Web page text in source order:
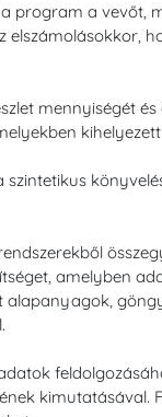
program a vevőt,
elszámolásokkor,
mennyiségét
szintetikus
amelyben
alapanyagok,
kimutatásával.